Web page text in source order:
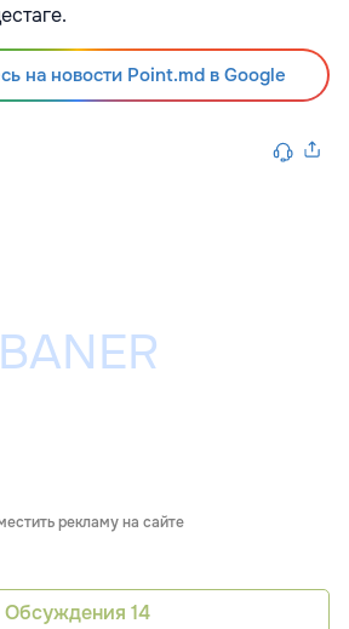
на новости Point.md в Google
рекламу на сайте
Обсуждения 14